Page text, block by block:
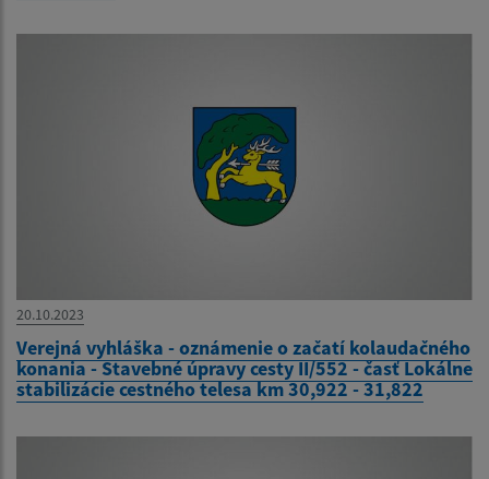
20.10.2023
Verejná vyhláška - oznámenie o začatí kolaudačného
konania - Stavebné úpravy cesty II/552 - časť Lokálne
stabilizácie cestného telesa km 30,922 - 31,822